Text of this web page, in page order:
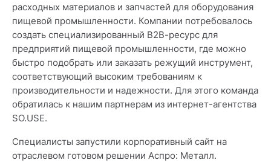
расходных материалов и запчастей для оборудования
пищевой промышленности. Компании потребовалось
создать специализированный B2B-ресурс для
предприятий пищевой промышленности, где можно
быстро подобрать или заказать режущий инструмент,
соответствующий высоким требованиям к
производительности и надежности. Для этого команда
обратилась к нашим партнерам из интернет-агентства
SO.USE.
Специалисты запустили корпоративный сайт на
отраслевом готовом решении Аспро: Металл.